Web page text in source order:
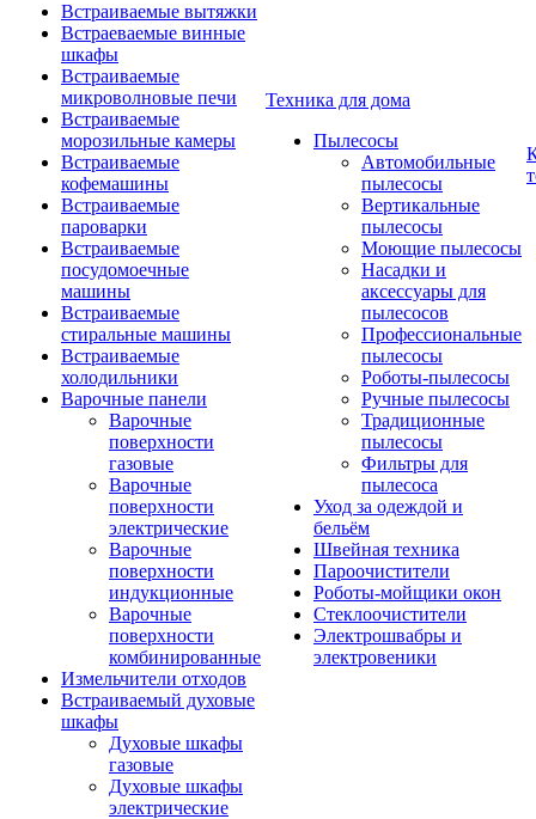
Встраиваемые вытяжки
Встраеваемые винные
шкафы
Встраиваемые
микроволновые печи
Встраиваемые
морозильные камеры
Встраиваемые
кофемашины
Встраиваемые
пароварки
Встраиваемые
посудомоечные
машины
Встраиваемые
стиральные машины
Встраиваемые
холодильники
Варочные панели
Варочные
поверхности
газовые
Варочные
поверхности
электрические
Варочные
поверхности
индукционные
Варочные
поверхности
комбинированные
Измельчители отходов
Встраиваемый духовые
шкафы
Духовые шкафы
газовые
Духовые шкафы
электрические
Техника для дома
Пылесосы
Автомобильные
пылесосы
Вертикальные
пылесосы
Моющие пылесосы
Насадки и
аксессуары для
пылесосов
Профессиональные
пылесосы
Роботы-пылесосы
Ручные пылесосы
Традиционные
пылесосы
Фильтры для
пылесоса
Уход за одеждой и
бельём
Швейная техника
Пароочистители
Роботы-мойщики окон
Стеклоочистители
Электрошвабры и
электровеники